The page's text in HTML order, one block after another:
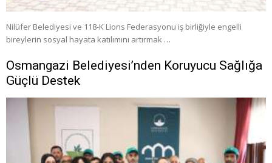
Nilüfer Belediyesi ve 118-K Lions Federasyonu iş birliğiyle engelli
bireylerin sosyal hayata katılımını artırmak …
Osmangazi Belediyesi’nden Koruyucu Sağlığa
Güçlü Destek